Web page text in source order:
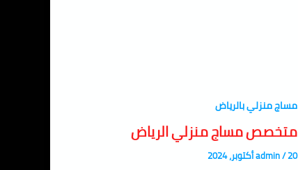
مساج منزلي بالرياض
متخصص مساج منزلي الرياض
admin/20 أكتوبر، 2024